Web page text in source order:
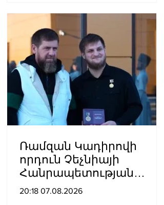
հիվանդանոց
Ռամզան Կադիրովի
որդուն Չեչնիայի
Հանրապետության
հերոսի կոչում են
20:18 07.08.2026